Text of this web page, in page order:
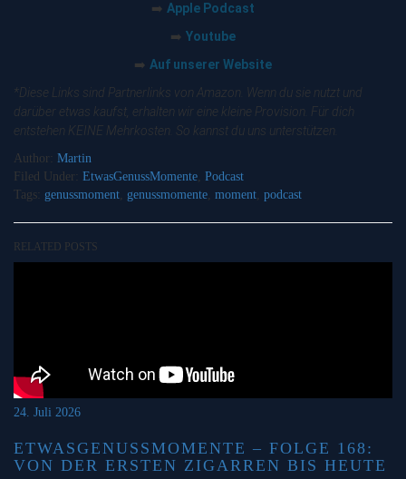
➡️ Apple Podcast
➡️ Youtube
➡️ Auf unserer Website
*Diese Links sind Partnerlinks von Amazon. Wenn du sie nutzt und
darüber etwas kaufst, erhalten wir eine kleine Provision. Für dich
entstehen KEINE Mehrkosten. So kannst du uns unterstützen.
Author: Martin
Filed Under: EtwasGenussMomente Podcast
Tags: genussmoment genussmomente moment podcast
RELATED POSTS
24. Juli 2026
ETWASGENUSSMOMENTE – FOLGE 168:
VON DER ERSTEN ZIGARREN BIS HEUTE